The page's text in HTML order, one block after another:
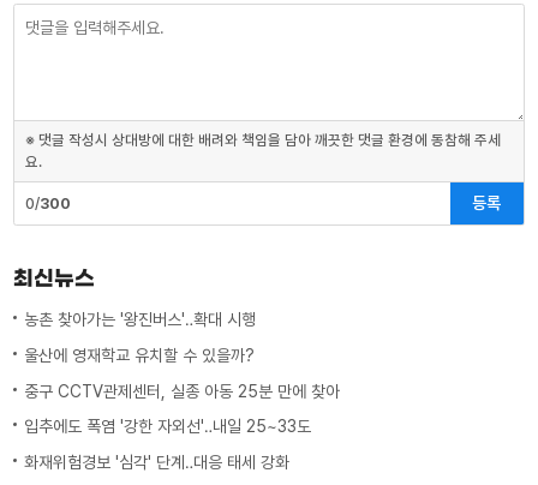
※ 댓글 작성시 상대방에 대한 배려와 책임을 담아 깨끗한 댓글 환경에 동참해 주세
요.
0/300 등록
최신뉴스
농촌 찾아가는 '왕진버스'‥확대 시행
울산에 영재학교 유치할 수 있을까?
중구 CCTV관제센터, 실종 아동 25분 만에 찾아
입추에도 폭염 '강한 자외선'‥내일 25~33도
화재위험경보 '심각' 단계‥대응 태세 강화